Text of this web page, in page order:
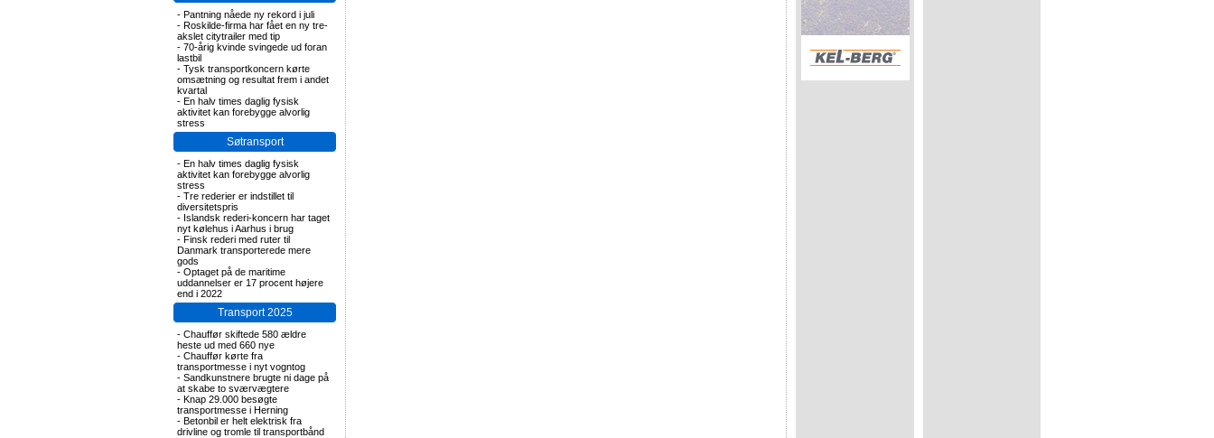
- Pantning nåede ny rekord i juli
- Roskilde-firma har fået en ny tre-
akslet citytrailer med tip
- 70-årig kvinde svingede ud foran
lastbil
- Tysk transportkoncern kørte
omsætning og resultat frem i andet
kvartal
- En halv times daglig fysisk
aktivitet kan forebygge alvorlig
stress
Søtransport
- En halv times daglig fysisk
aktivitet kan forebygge alvorlig
stress
- Tre rederier er indstillet til
diversitetspris
- Islandsk rederi-koncern har taget
nyt kølehus i Aarhus i brug
- Finsk rederi med ruter til
Danmark transporterede mere
gods
- Optaget på de maritime
uddannelser er 17 procent højere
end i 2022
Transport 2025
- Chauffør skiftede 580 ældre
heste ud med 660 nye
- Chauffør kørte fra
transportmesse i nyt vogntog
- Sandkunstnere brugte ni dage på
at skabe to sværvægtere
- Knap 29.000 besøgte
transportmesse i Herning
- Betonbil er helt elektrisk fra
drivline og tromle til transportbånd